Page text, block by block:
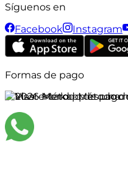
Síguenos en
Facebook
Instagram
Formas de pago
©2026Merkapp es una